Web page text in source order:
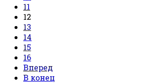
11
12
13
14
15
16
Вперед
В конец